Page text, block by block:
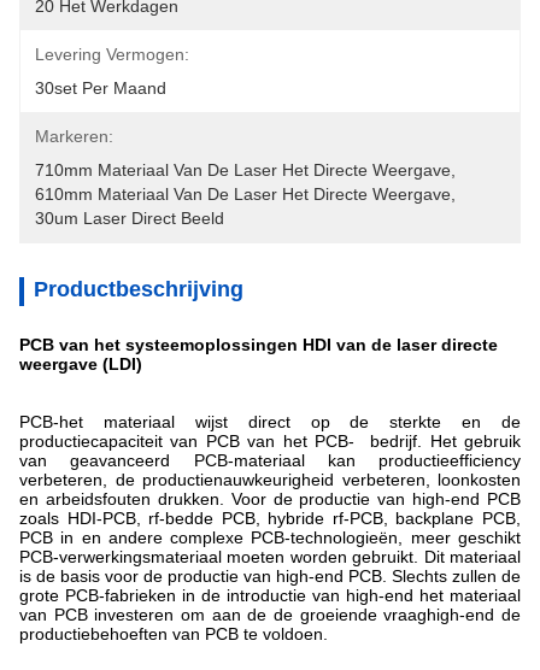
20 Het Werkdagen
Levering Vermogen:
30set Per Maand
Markeren:
710mm Materiaal Van De Laser Het Directe Weergave
610mm Materiaal Van De Laser Het Directe Weergave
30um Laser Direct Beeld
Productbeschrijving
PCB van het systeemoplossingen HDI van de laser directe
weergave (LDI)
PCB-het materiaal wijst direct op de sterkte en de
productiecapaciteit van PCB van het PCB- bedrijf. Het gebruik
van geavanceerd PCB-materiaal kan productieefficiency
verbeteren, de productienauwkeurigheid verbeteren, loonkosten
en arbeidsfouten drukken. Voor de productie van high-end PCB
zoals HDI-PCB, rf-bedde PCB, hybride rf-PCB, backplane PCB,
PCB in en andere complexe PCB-technologieën, meer geschikt
PCB-verwerkingsmateriaal moeten worden gebruikt. Dit materiaal
is de basis voor de productie van high-end PCB. Slechts zullen de
grote PCB-fabrieken in de introductie van high-end het materiaal
van PCB investeren om aan de de groeiende vraaghigh-end de
productiebehoeften van PCB te voldoen.